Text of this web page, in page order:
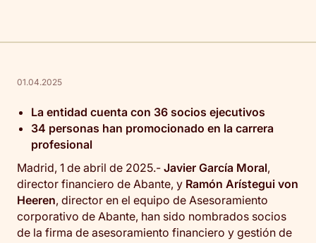
01.04.2025
La entidad cuenta con 36 socios ejecutivos
34 personas han promocionado en la carrera
profesional
Madrid, 1 de abril de 2025.- Javier García Moral,
director financiero de Abante, y Ramón Arístegui von
Heeren, director en el equipo de Asesoramiento
corporativo de Abante, han sido nombrados socios
de la firma de asesoramiento financiero y gestión de